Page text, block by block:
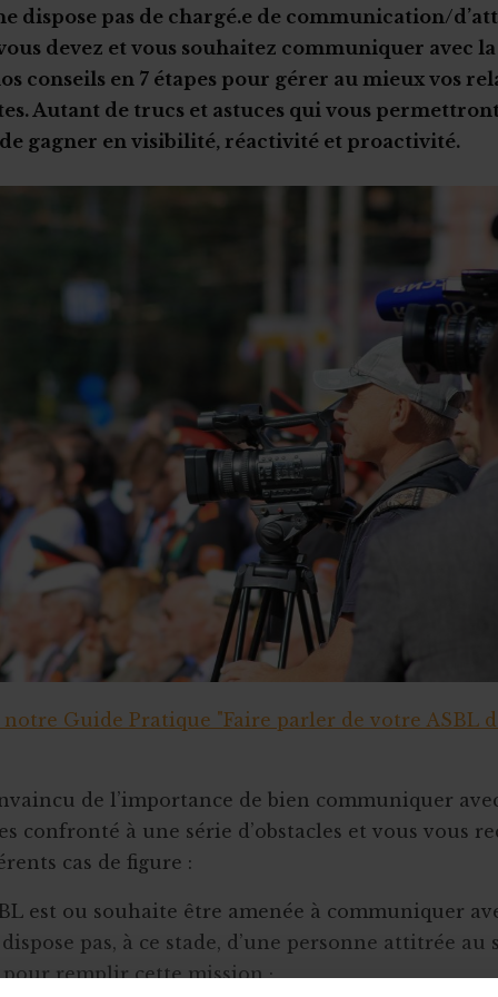
dispose pas de chargé.e de communication/
devez et vous souhaitez communiquer avec la
conseils en 7 étapes pour gérer au mieux vos
Autant de trucs et astuces qui vous
gagner en visibilité, réactivité et proactivité.
Guide Pratique "Faire parler de votre ASBL
de l’importance de bien communiquer
confronté à une série d’obstacles et vous vous
cas de figure :
est ou souhaite être amenée à communiquer
pas, à ce stade, d’une personne attitrée au
pour remplir cette mission ;